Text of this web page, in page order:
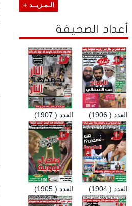
الـمـزيــد +
أعداد الصحيفة
العدد ( 1907) العدد ( 1906)
العدد ( 1905) العدد ( 1904)